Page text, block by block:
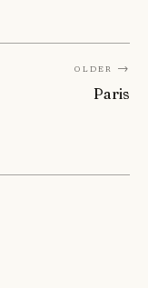
Older →
Paris